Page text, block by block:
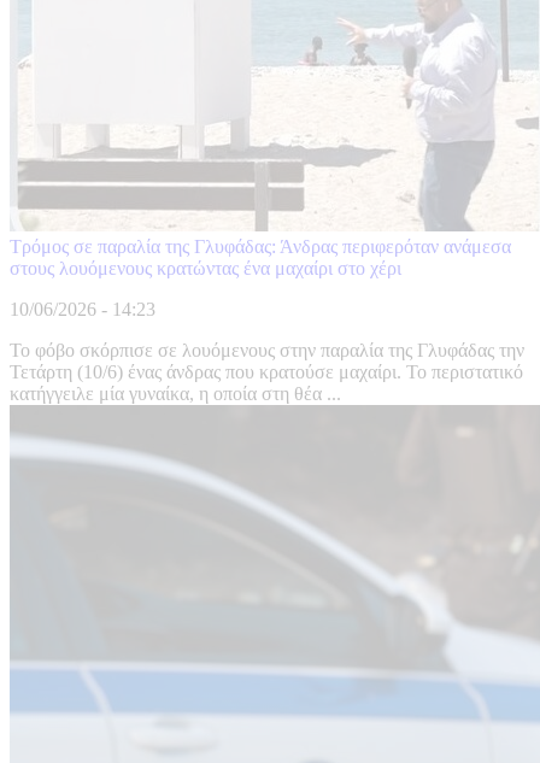
Τρόμος σε παραλία της Γλυφάδας: Άνδρας περιφερόταν ανάμεσα
στους λουόμενους κρατώντας ένα μαχαίρι στο χέρι
10/06/2026 - 14:23
Το φόβο σκόρπισε σε λουόμενους στην παραλία της Γλυφάδας την
Τετάρτη (10/6) ένας άνδρας που κρατούσε μαχαίρι. Το περιστατικό
κατήγγειλε μία γυναίκα, η οποία στη θέα ...